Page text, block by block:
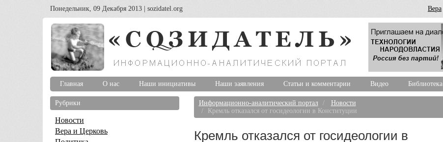
Понедельник, 09 Декабря 2013 | sozidatel.org Вера
Главная О нас Наши инициативы Наши заявления Статьи и комментарии Видео Библиотека
Рубрики
Новости
Вера и Церковь
Информационно-аналитический портал
Новости
Кремль отказался от госидеологии в Конституции
Кремль отказался от госидеологии в